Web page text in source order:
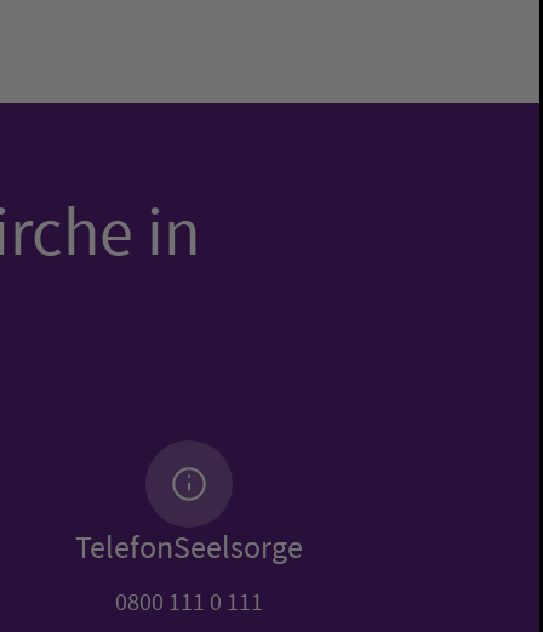
in
TelefonSeelsorge
0800 111 0 111